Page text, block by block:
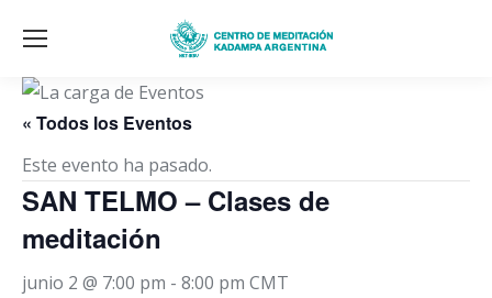
« Todos los Eventos
Este evento ha pasado.
SAN TELMO – Clases de
meditación
junio 2 @ 7:00 pm - 8:00 pm CMT